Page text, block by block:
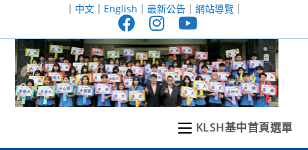
至
｜ 中文｜ English ｜ 最新公告｜ 網站導覽｜
KLSH基中首頁選單